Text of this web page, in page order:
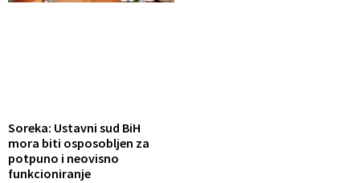
Soreka: Ustavni sud BiH
mora biti osposobljen za
potpuno i neovisno
funkcioniranje